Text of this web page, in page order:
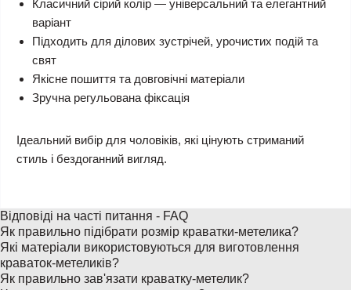
Класичний сірий колір — універсальний та елегантний
варіант
Підходить для ділових зустрічей, урочистих подій та
свят
Якісне пошиття та довговічні матеріали
Зручна регульована фіксація
Ідеальний вибір для чоловіків, які цінують стриманий
стиль і бездоганний вигляд.
Відповіді на часті питання - FAQ
Як правильно підібрати розмір краватки-метелика?
Які матеріали використовуються для виготовлення
краваток-метеликів?
Як правильно зав'язати краватку-метелик?